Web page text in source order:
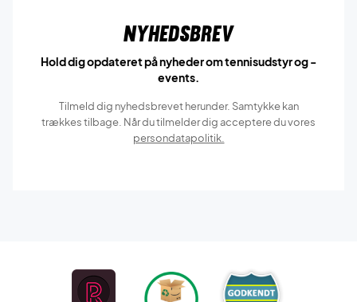
Nyhedsbrev
Hold dig opdateret på nyheder om tennisudstyr og -
events.
Tilmeld dig nyhedsbrevet herunder. Samtykke kan
trækkes tilbage. Når du tilmelder dig acceptere du vores
persondatapolitik.